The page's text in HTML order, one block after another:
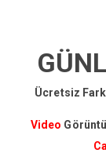
Ücretsiz
Video